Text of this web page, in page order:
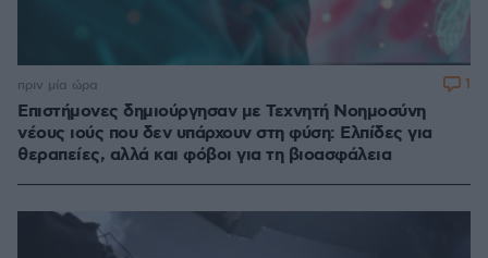
Επιστήμονες δημιούργησαν με Τεχνητή Νοημοσύνη
νέους ιούς που δεν υπάρχουν στη φύση: Ελπίδες για
θεραπείες, αλλά και φόβοι για τη βιοασφάλεια
πριν μία ώρα 1